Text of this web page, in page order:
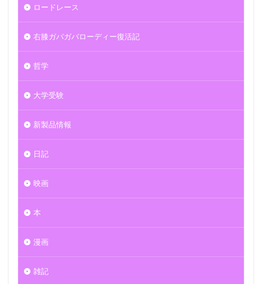
ロードレース
右膝ガバガバローディー復活記
哲学
大学受験
新製品情報
日記
映画
本
漫画
雑記